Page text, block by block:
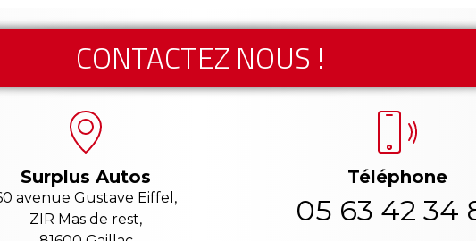
CONTACTEZ NOUS !
Surplus Autos
avenue Gustave Eiffel,
ZIR Mas de rest,
Téléphone
05 63 42 34